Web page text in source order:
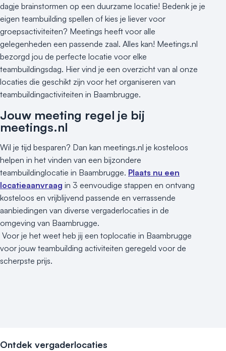
dagje brainstormen op een duurzame locatie! Bedenk je je
eigen teambuilding spellen of kies je liever voor
groepsactiviteiten? Meetings heeft voor alle
gelegenheden een passende zaal. Alles kan! Meetings.nl
bezorgd jou de perfecte locatie voor elke
teambuildingsdag. Hier vind je een overzicht van al onze
locaties die geschikt zijn voor het organiseren van
teambuildingactiviteiten in Baambrugge.
Jouw meeting regel je bij
meetings.nl
Wil je tijd besparen? Dan kan meetings.nl je kosteloos
helpen in het vinden van een bijzondere
teambuildinglocatie in Baambrugge. Plaats nu een
locatieaanvraag in 3 eenvoudige stappen en ontvang
kosteloos en vrijblijvend passende en verrassende
aanbiedingen van diverse vergaderlocaties in de
omgeving van Baambrugge.
Voor je het weet heb jij een toplocatie in Baambrugge
voor jouw teambuilding activiteiten geregeld voor de
scherpste prijs.
Ontdek vergaderlocaties